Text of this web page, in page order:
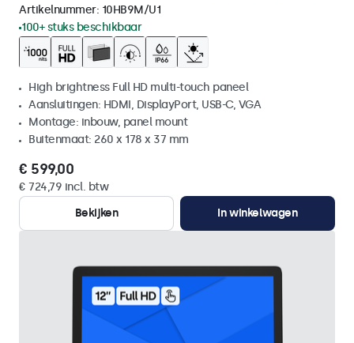
Artikelnummer: 10HB9M/U1
100+ stuks beschikbaar
High brightness Full HD multi-touch paneel
Aansluitingen: HDMI, DisplayPort, USB-C, VGA
Montage: inbouw, panel mount
Buitenmaat: 260 x 178 x 37 mm
€ 599,00
€ 724,79 incl. btw
Bekijken
In winkelwagen